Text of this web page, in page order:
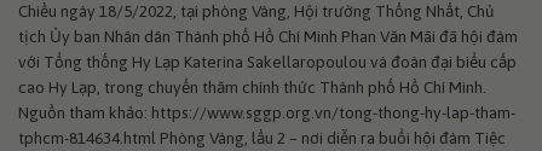
Chiều ngày 18/5/2022, tại phòng Vàng, Hội trường Thống Nhất, Chủ
tịch Ủy ban Nhân dân Thành phố Hồ Chí Minh Phan Văn Mãi đã hội đàm
với Tổng thống Hy Lạp Katerina Sakellaropoulou và đoàn đại biểu cấp
cao Hy Lạp, trong chuyến thăm chính thức Thành phố Hồ Chí Minh.
Nguồn tham khảo: https://www.sggp.org.vn/tong-thong-hy-lap-tham-
tphcm-814634.html Phòng Vàng, lầu 2 – nơi diễn ra buổi hội đàm Tiệc